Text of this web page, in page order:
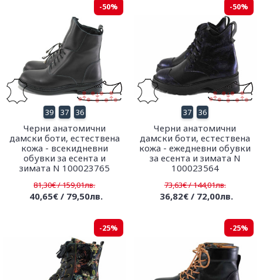
-50%
39 37 36
Черни анатомични
дамски боти, естествена
кожа - всекидневни
обувки за есента и
зимата N 100023765
81,30€ / 159,01лв.
40,65€ / 79,50лв.
-50%
37 36
Черни анатомични
дамски боти, естествена
кожа - ежедневни обувки
за есента и зимата N
100023564
73,63€ / 144,01лв.
36,82€ / 72,00лв.
-25% -25%